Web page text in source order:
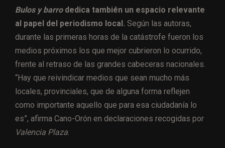
Bulos y barrodedica también un espacio relevante
al papel del periodismo local. Según las autoras,
durante las primeras horas de la catástrofe fueron los
medios próximos los que mejor cubrieron lo ocurrido,
frente al retraso de las grandes cabeceras nacionales.
“Hay que reivindicar medios que sean mucho más
locales, provinciales, que de alguna forma reflejen
como importante aquello que para esa ciudadanía lo
es”, afirma Cano-Orón en declaraciones recogidas por
Valencia Plaza.